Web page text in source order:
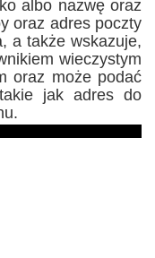
albo nazwę oraz
oraz adres poczty
a także wskazuje,
wieczystym
oraz może podać
jak adres do